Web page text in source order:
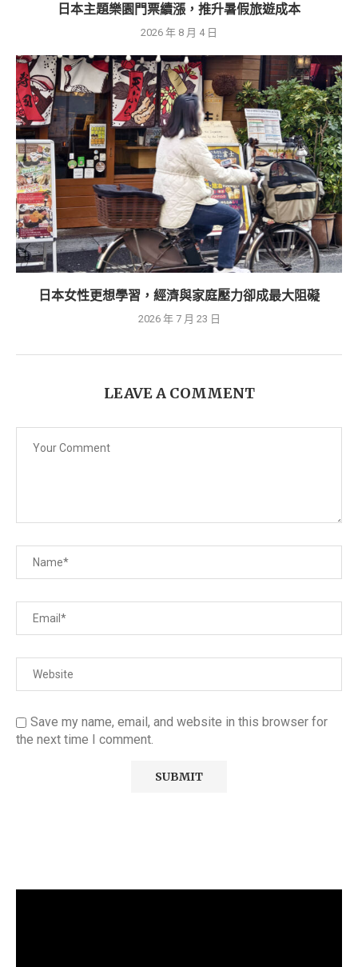
日本主題樂園門票續漲，推升暑假旅遊成本
2026 年 8 月 4 日
日本女性更想學習，經濟與家庭壓力卻成最大阻礙
2026 年 7 月 23 日
LEAVE A COMMENT
Save my name, email, and website in this browser for
the next time I comment.